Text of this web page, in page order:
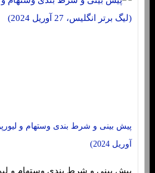
آوریل 2024)
پیش بینی و شرط بندی وستهام و